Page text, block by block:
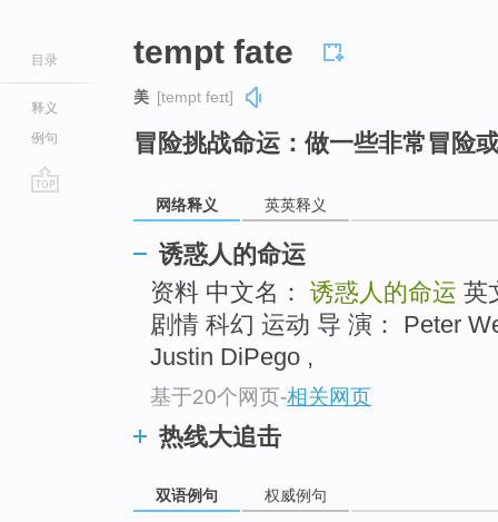
目录
释义
例句
tempt fate
美 [tempt feɪt]
冒险挑战命运：做一些非常冒险
网络释义 英英释义
诱惑人的命运
资料 中文名： 诱惑人的命运 英
剧情 科幻 运动 导 演： Peter
Justin DiPego ,
基于20个网页-相关网页
热线大追击
双语例句 权威例句